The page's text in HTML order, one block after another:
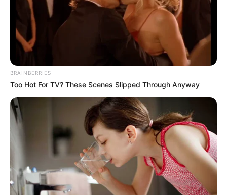
BRAINBERRIES
Too Hot For TV? These Scenes Slipped Through Anyway